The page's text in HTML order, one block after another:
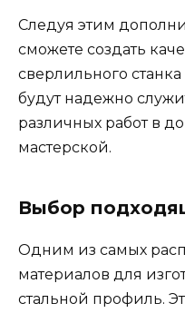
Следуя этим
сможете создать
сверлильного
будут надежно
различных работ в
мастерской.
Выбор
Одним из самых
материалов для
стальной профиль.